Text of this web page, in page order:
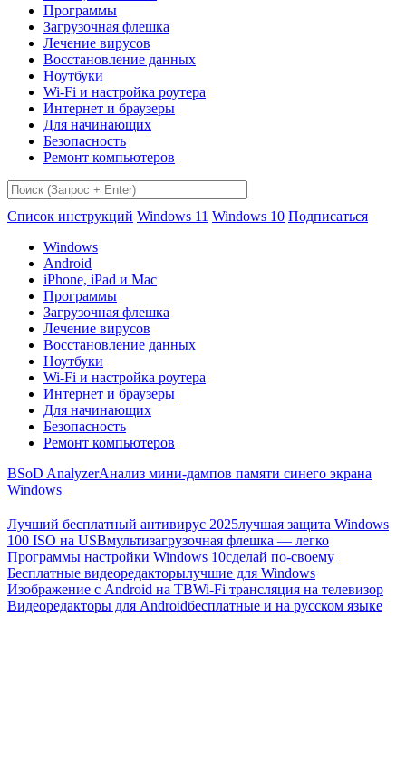
Программы
Загрузочная флешка
Лечение вирусов
Восстановление данных
Ноутбуки
Wi-Fi и настройка роутера
Интернет и браузеры
Для начинающих
Безопасность
Ремонт компьютеров
Список инструкций Windows 11 Windows 10 Подписаться
Windows
Android
iPhone, iPad и Mac
Программы
Загрузочная флешка
Лечение вирусов
Восстановление данных
Ноутбуки
Wi-Fi и настройка роутера
Интернет и браузеры
Для начинающих
Безопасность
Ремонт компьютеров
BSoD AnalyzerАнализ мини-дампов памяти синего экрана
Windows
Лучший бесплатный антивирус 2025лучшая защита Windows
100 ISO на USBмультизагрузочная флешка — легко
Программы настройки Windows 10сделай по-своему
Бесплатные видеоредакторылучшие для Windows
Изображение с Android на ТВWi-Fi трансляция на телевизор
Видеоредакторы для Androidбесплатные и на русском языке